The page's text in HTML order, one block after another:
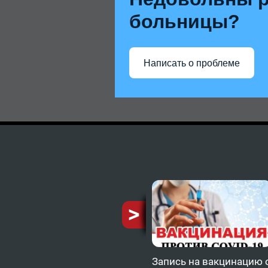
больницы?
Написать о проблеме
Запись на вакцинацию